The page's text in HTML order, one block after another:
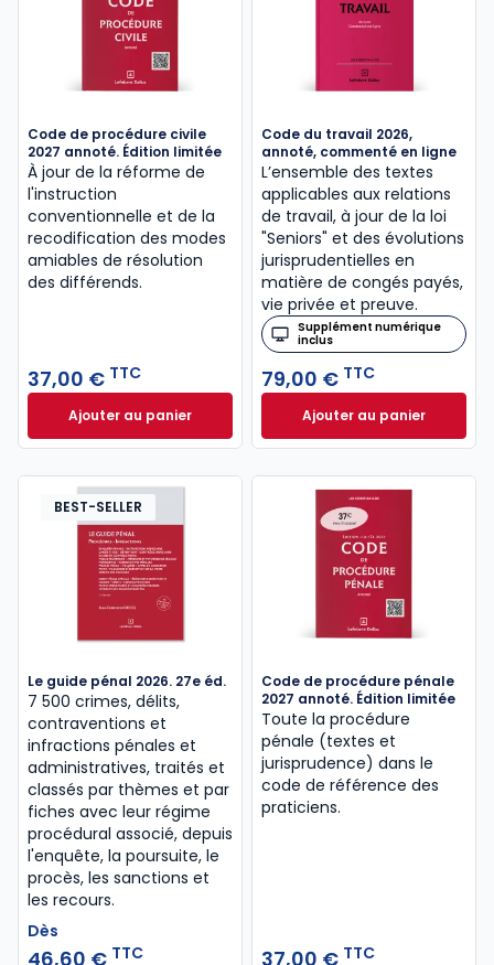
Code de procédure civile
2027 annoté. Édition limitée
À jour de la réforme de
l'instruction
conventionnelle et de la
recodification des modes
amiables de résolution
des différends.
37,00 € TTC
Ajouter au panierCode de procédure civile 2027 annoté. Édition
Code du travail 2026,
annoté, commenté en ligne
L’ensemble des textes
applicables aux relations
de travail, à jour de la loi
"Seniors" et des évolutions
jurisprudentielles en
matière de congés payés,
vie privée et preuve.
Supplément numérique
inclus
79,00 € TTC
Ajouter au panier
Code du travail
BEST-SELLER
Le guide pénal 2026. 27e éd.
7 500 crimes, délits,
contraventions et
infractions pénales et
administratives, traités et
classés par thèmes et par
fiches avec leur régime
procédural associé, depuis
l'enquête, la poursuite, le
procès, les sanctions et
les recours.
Dès
46,60 € TTC
Code de procédure pénale
2027 annoté. Édition limitée
Toute la procédure
pénale (textes et
jurisprudence) dans le
code de référence des
praticiens.
37,00 € TTC